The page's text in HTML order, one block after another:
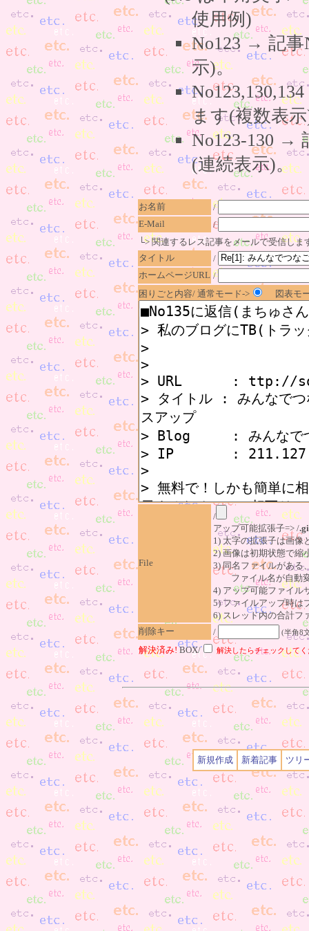
使用例)
No123 → 記事
示)。
ます(複数表
No123-130 →
(連続表示)。
お名前
/
E-Mail
/
└> 関連するレス記事をメールで受信しま
タイトル
/
ホームページURL /
困りごと内容/ 通常モード->
図表モ
File
/
アップ可能拡張子=> /
1) 太字の拡張子は画像
2) 画像は初期状態で縮
3) 同名ファイルがある
ファイル名が自動変
4) アップ可能ファイル
5) ファイルアップ時は
6) スレッド内の合計
削除キー
/ (半角8
解決済み!BOX/ 解決したらチェックして
新規作成 新着記事 ツリ